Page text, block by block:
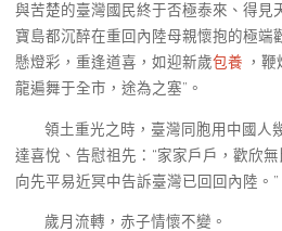
與苦楚的臺灣國民終于否極泰來、得見
寶島都沉醉在重回內陸母親懷抱的極端
懸燈彩，重逢道喜，如迎新歲包養 ，
龍遍舞于全市，途為之塞”。
領土重光之時，臺灣同胞用中國人
達喜悅、告慰祖先：“家家戶戶，歡欣
向先平易近冥中告訴臺灣已回回內陸。”
歲月流轉，赤子情懷不變。